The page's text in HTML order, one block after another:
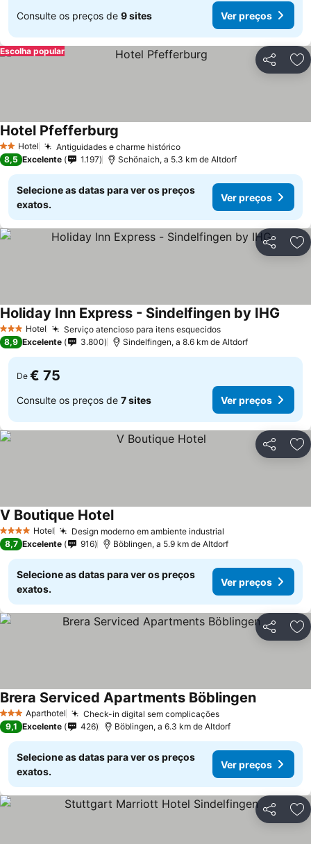
Consulte os preços de 9 sites Ver preços
Partilhar
Escolha popular
2 Estrelas
Hotel Antiguidades e charme históricoVer preços
Hotel Pfefferburg
8,5 Excelente 1.197 Schönaich, a 5.3 km de Altdorf
Selecione as datas para ver os preços
exatos.
Ver preços
Partilhar
3 EstrelasHotel Serviço atencioso para itens esquecidosVer preços
Holiday Inn Express - Sindelfingen by IHG
8,9 Excelente 3.800 Sindelfingen, a 8.6 km de Altdorf
De € 75
Consulte os preços de 7 sites Ver preços
Partilhar
4 EstrelasHotel Design moderno em ambiente industrial
V Boutique HotelVer preços
8,7 Excelente 916 Böblingen, a 5.9 km de Altdorf
Selecione as datas para ver os preços
exatos.
Ver preços
Partilhar
3 EstrelasAparthotel Check-in digital sem complicaçõesVer preços
Brera Serviced Apartments BöblingenVer
9,1 Excelente 426 Böblingen, a 6.3 km de Altdorf
Selecione as datas para ver os preços
exatos.
Ver preços
Partilhar